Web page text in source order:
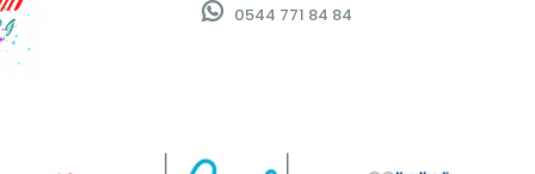
0544 771 84 84